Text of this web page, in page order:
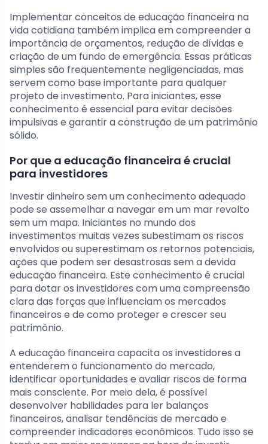
Implementar conceitos de educação financeira na
vida cotidiana também implica em compreender a
importância de orçamentos, redução de dívidas e
criação de um fundo de emergência. Essas práticas
simples são frequentemente negligenciadas, mas
servem como base importante para qualquer
projeto de investimento. Para iniciantes, esse
conhecimento é essencial para evitar decisões
impulsivas e garantir a construção de um patrimônio
sólido.
Por que a educação financeira é crucial
para investidores
Investir dinheiro sem um conhecimento adequado
pode se assemelhar a navegar em um mar revolto
sem um mapa. Iniciantes no mundo dos
investimentos muitas vezes subestimam os riscos
envolvidos ou superestimam os retornos potenciais,
ações que podem ser desastrosas sem a devida
educação financeira. Este conhecimento é crucial
para dotar os investidores com uma compreensão
clara das forças que influenciam os mercados
financeiros e de como proteger e crescer seu
patrimônio.
A educação financeira capacita os investidores a
entenderem o funcionamento do mercado,
identificar oportunidades e avaliar riscos de forma
mais consciente. Por meio dela, é possível
desenvolver habilidades para ler balanços
financeiros, analisar tendências de mercado e
compreender indicadores econômicos. Tudo isso se